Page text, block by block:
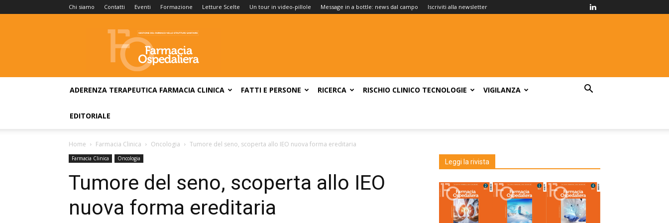
Chi siamo Contatti Eventi Formazione Letture Scelte Un tour in video-pillole Message in a bottle: news dal campo Iscriviti alla newsletter
Farmacia
Ospedaliera
ADERENZA TERAPEUTICA FARMACIA CLINICA FATTI E PERSONE RICERCA RISCHIO CLINICO TECNOLOGIE VIGILANZA
EDITORIALE
Home Farmacia Clinica Oncologia Tumore del seno, scoperta allo IEO nuova forma ereditaria
Farmacia Clinica Oncologia
Tumore del seno, scoperta allo IEO
nuova forma ereditaria
Leggi la rivista